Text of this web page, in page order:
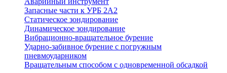
Запасные части к УРБ 2А2
Статическое зондирование
Динамическое зондирование
Вибрационно-вращательное бурение
Ударно-забивное бурение с погружным
пневмоударником
Вращательным способом с одновременной обсадкой